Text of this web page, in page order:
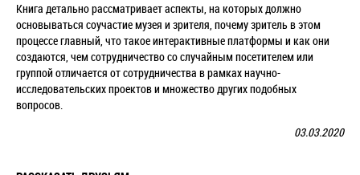
Книга детально рассматривает аспекты, на которых должно
основываться соучастие музея и зрителя, почему зритель в этом
процессе главный, что такое интерактивные платформы и как они
создаются, чем сотрудничество со случайным посетителем или
группой отличается от сотрудничества в рамках научно-
исследовательских проектов и множество других подобных
вопросов.
03.03.2020